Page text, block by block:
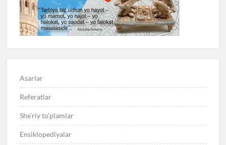
Asarlar
Referatlar
She’riy to’plamlar
Ensiklopediyalar